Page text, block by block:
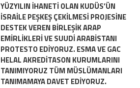
YÜZYILIN İHANETİ OLAN KUDÜS’ÜN
İSRAİLE PEŞKEŞ ÇEKİLMESİ PROJESİNE
DESTEK VEREN BİRLEŞİK ARAP
EMİRLİKLERİ VE SUUDİ ARABİSTANI
PROTESTO EDİYORUZ. ESMA VE GAC
HELAL AKREDİTASON KURUMLARINI
TANIMIYORUZ TÜM MÜSLÜMANLARI
TANIMAMAYA DAVET EDİYORUZ.